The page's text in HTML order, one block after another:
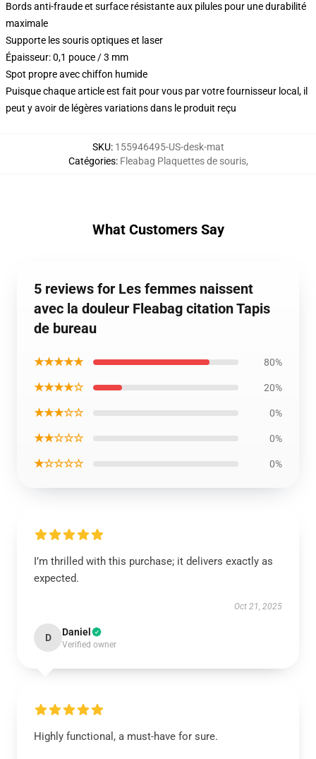
Bords anti-fraude et surface résistante aux pilules pour une durabilité
maximale
Supporte les souris optiques et laser
Épaisseur: 0,1 pouce / 3 mm
Spot propre avec chiffon humide
Puisque chaque article est fait pour vous par votre fournisseur local, il
peut y avoir de légères variations dans le produit reçu
SKU: 155946495-US-desk-mat
Catégories: Fleabag Plaquettes de souris,
What Customers Say
5 reviews for Les femmes naissent
avec la douleur Fleabag citation Tapis
de bureau
★★★★★ 80%
★★★★☆ 20%
★★★☆☆ 0%
★★☆☆☆ 0%
★☆☆☆☆ 0%
I’m thrilled with this purchase; it delivers exactly as
expected.
Oct 21, 2025
D Daniel
Verified owner
Highly functional, a must-have for sure.